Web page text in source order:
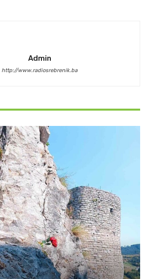
Admin
http://www.radiosrebrenik.ba